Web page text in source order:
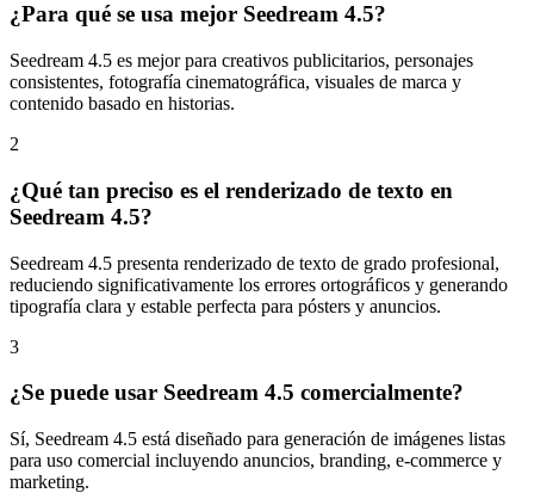
¿Para qué se usa mejor Seedream 4.5?
Seedream 4.5 es mejor para creativos publicitarios, personajes
consistentes, fotografía cinematográfica, visuales de marca y
contenido basado en historias.
2
¿Qué tan preciso es el renderizado de texto en
Seedream 4.5?
Seedream 4.5 presenta renderizado de texto de grado profesional,
reduciendo significativamente los errores ortográficos y generando
tipografía clara y estable perfecta para pósters y anuncios.
3
¿Se puede usar Seedream 4.5 comercialmente?
Sí, Seedream 4.5 está diseñado para generación de imágenes listas
para uso comercial incluyendo anuncios, branding, e-commerce y
marketing.